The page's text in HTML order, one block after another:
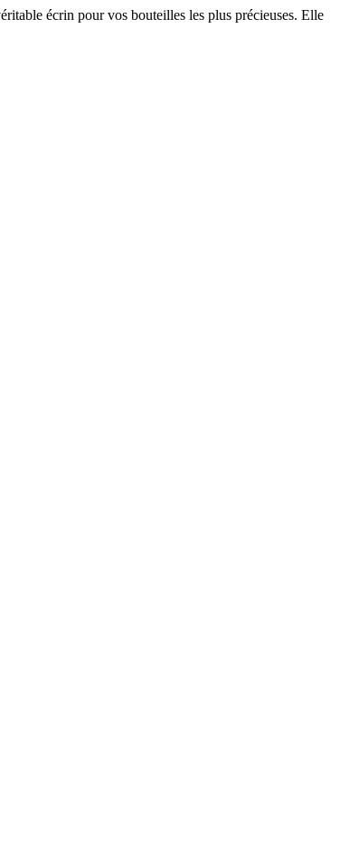
écrin pour vos bouteilles les plus précieuses. Elle